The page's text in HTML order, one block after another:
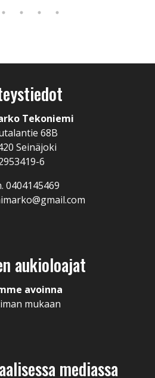
Tekoniemi
68B
Seinäjoki
6
0404145469
aukioloajat
avoinna
mukaan
mediassa